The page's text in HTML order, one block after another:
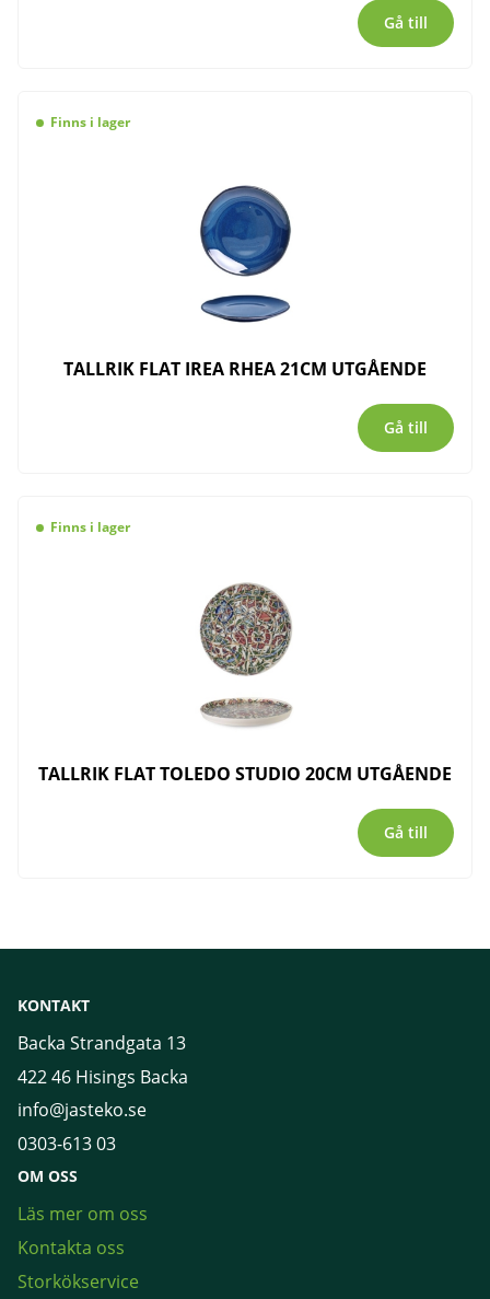
Gå till
Finns i lager
TALLRIK FLAT IREA RHEA 21CM UTGÅENDE
Gå till
Finns i lager
TALLRIK FLAT TOLEDO STUDIO 20CM UTGÅENDE
Gå till
KONTAKT
Backa Strandgata 13
422 46 Hisings Backa
info@jasteko.se
0303-613 03
OM OSS
Läs mer om oss
Kontakta oss
Storkökservice